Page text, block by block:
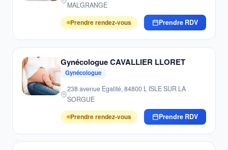
MALGRANGE
Prendre rendez-vous
Prendre RDV
Gynécologue CAVALLIER LLORET
Gynécologue
238 avenue Egalité, 84800 L ISLE SUR LA
SORGUE
Prendre rendez-vous
Prendre RDV